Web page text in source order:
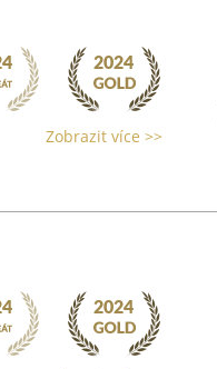
Zobrazit více >>